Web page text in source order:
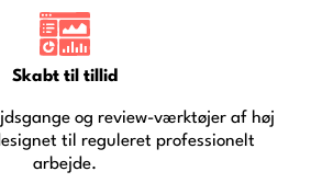
Skabt til tillid
og review-værktøjer af høj
til reguleret professionelt
arbejde.